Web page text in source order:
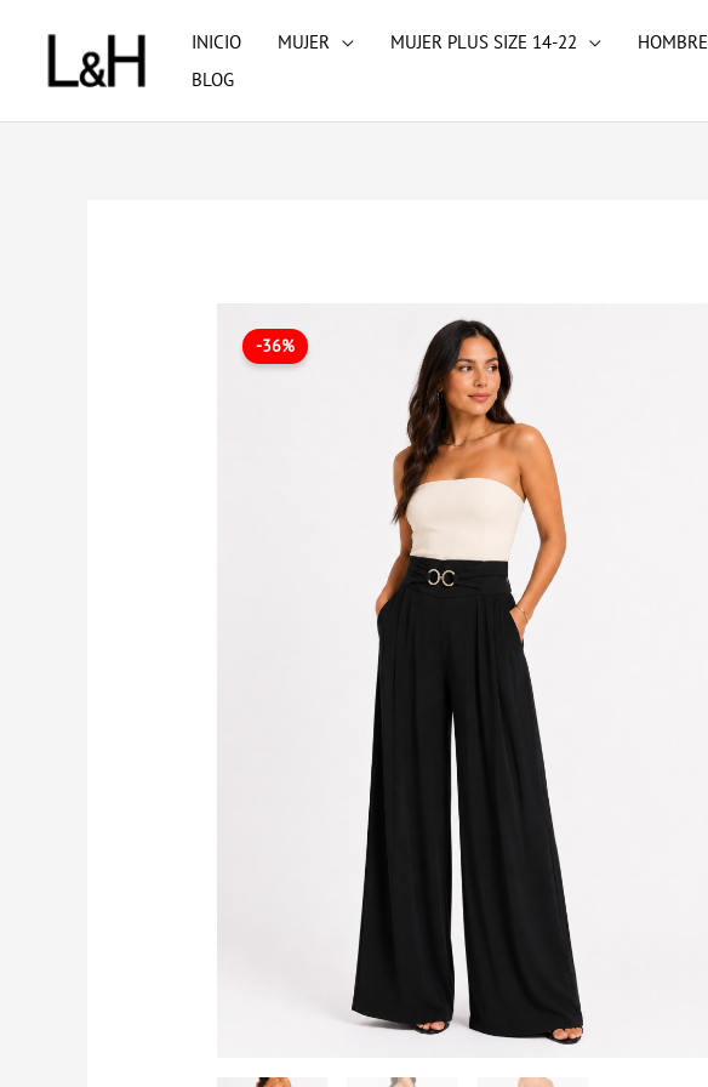
contenido
INICIO MUJER MUJER PLUS SIZE 14-22 HOMBRE
BLOG
-36%